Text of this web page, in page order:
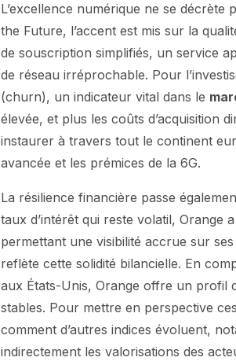
L’excellence numérique ne se
the Future, l’accent est mis sur la
de souscription simplifiés, un service
de réseau irréprochable. Pour
(churn), un indicateur vital dans le
élevée, et plus les coûts d’acquisition
instaurer à travers tout le continent
avancée et les prémices de la 6G.
La résilience financière passe
taux d’intérêt qui reste volatil, Orange
permettant une visibilité accrue sur
reflète cette solidité bilancielle. En
aux États-Unis, Orange offre un profil
stables. Pour mettre en perspective
comment d’autres indices évoluent,
indirectement les valorisations des